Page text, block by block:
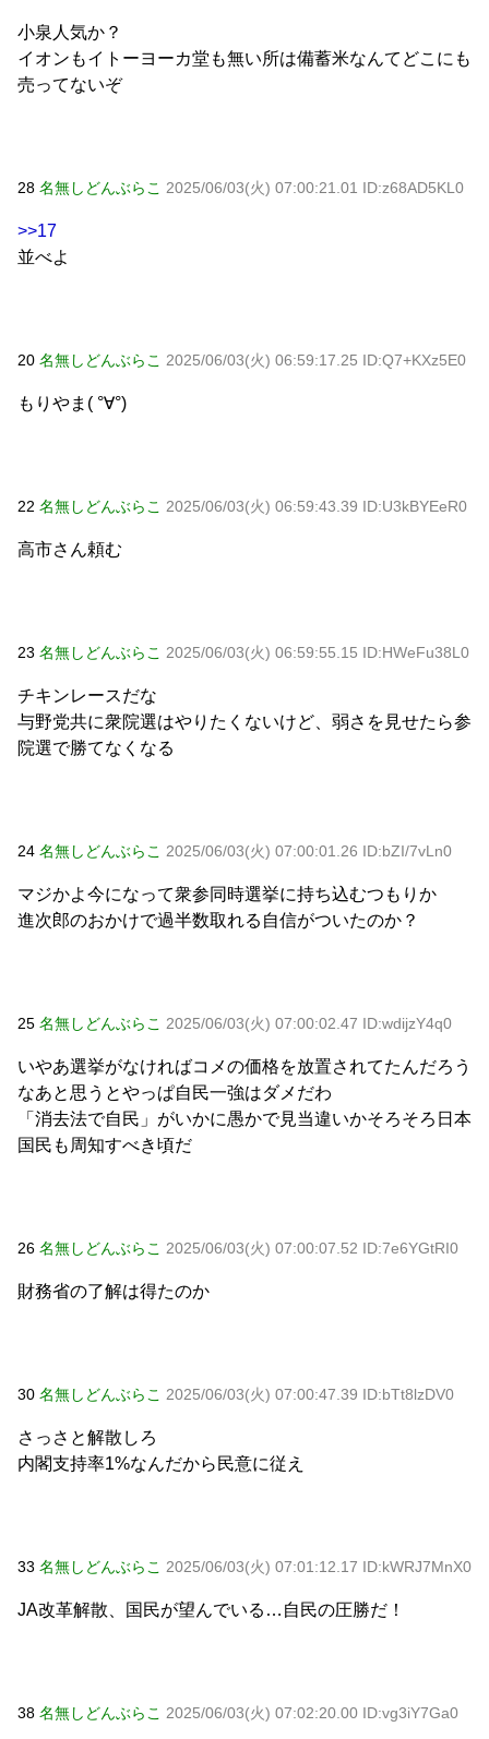
小泉人気か？
イオンもイトーヨーカ堂も無い所は備蓄米なんてどこにも
売ってないぞ
28 名無しどんぶらこ 2025/06/03(火) 07:00:21.01 ID:z68AD5KL0
>>17
並べよ
20 名無しどんぶらこ 2025/06/03(火) 06:59:17.25 ID:Q7+KXz5E0
もりやま( °∀°)
22 名無しどんぶらこ 2025/06/03(火) 06:59:43.39 ID:U3kBYEeR0
高市さん頼む
23 名無しどんぶらこ 2025/06/03(火) 06:59:55.15 ID:HWeFu38L0
チキンレースだな
与野党共に衆院選はやりたくないけど、弱さを見せたら参
院選で勝てなくなる
24 名無しどんぶらこ 2025/06/03(火) 07:00:01.26 ID:bZI/7vLn0
マジかよ今になって衆参同時選挙に持ち込むつもりか
進次郎のおかけで過半数取れる自信がついたのか？
25 名無しどんぶらこ 2025/06/03(火) 07:00:02.47 ID:wdijzY4q0
いやあ選挙がなければコメの価格を放置されてたんだろう
なあと思うとやっぱ自民一強はダメだわ
「消去法で自民」がいかに愚かで見当違いかそろそろ日本
国民も周知すべき頃だ
26 名無しどんぶらこ 2025/06/03(火) 07:00:07.52 ID:7e6YGtRI0
財務省の了解は得たのか
30 名無しどんぶらこ 2025/06/03(火) 07:00:47.39 ID:bTt8lzDV0
さっさと解散しろ
内閣支持率1%なんだから民意に従え
33 名無しどんぶらこ 2025/06/03(火) 07:01:12.17 ID:kWRJ7MnX0
JA改革解散、国民が望んでいる…自民の圧勝だ！
38 名無しどんぶらこ 2025/06/03(火) 07:02:20.00 ID:vg3iY7Ga0